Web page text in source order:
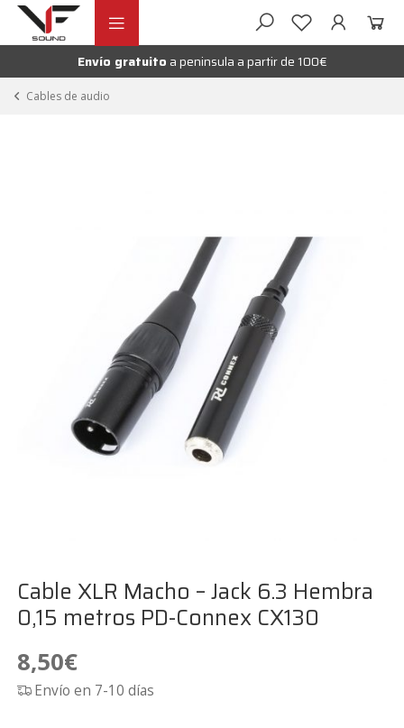
Ir
navegación
Ir
contenidoEnvío gratuito a peninsula a partir de 100€
Cables de audio
Cable XLR Macho – Jack 6.3 Hembra
0,15 metros PD-Connex CX130
8,50€
Envío en 7-10 días